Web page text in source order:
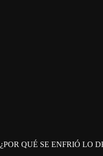
¿POR QUÉ SE ENFRIÓ LO